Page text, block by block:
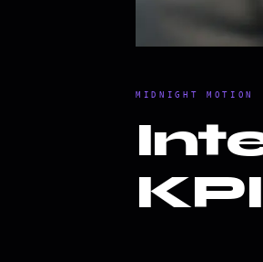
MIDNIGHT MOTION